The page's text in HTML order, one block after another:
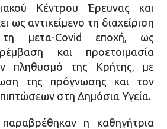
Κέντρου Έρευνας και
ως αντικείμενο τη διαχείριση
μετα-Covid εποχή, ως
και προετοιμασία
πληθυσμό της Κρήτης, με
της πρόγνωσης και τον
στη Δημόσια Υγεία.
η καθηγήτρια